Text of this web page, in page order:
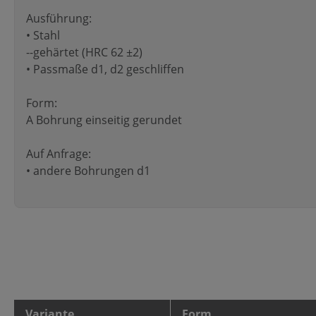
Ausführung:
• Stahl
--gehärtet (HRC 62 ±2)
• Passmaße d1, d2 geschliffen
Form:
A Bohrung einseitig gerundet
Auf Anfrage:
• andere Bohrungen d1